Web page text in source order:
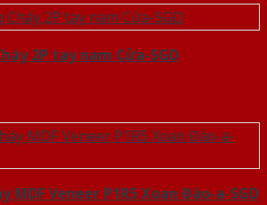
2P tay nam Cửa-SGD
MDF Veneer P1R5 Xoan Đào-a-SGD